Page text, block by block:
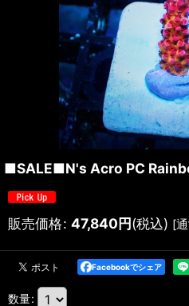
■SALE■N's Acro PC
販売価格: 47,840円(税込) [
Facebookでシェア
数量: